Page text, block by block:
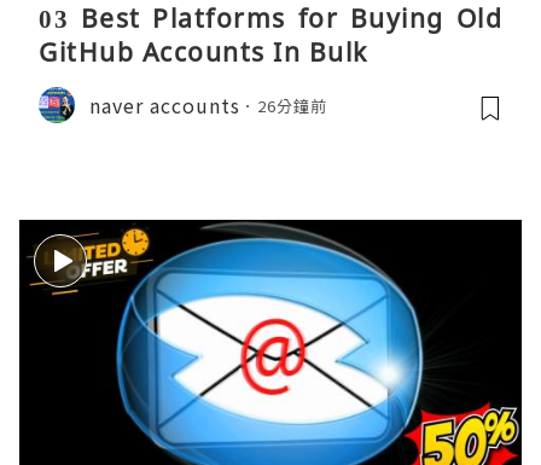
03 Best Platforms for Buying Old
GitHub Accounts In Bulk
naver accounts 26分鐘前